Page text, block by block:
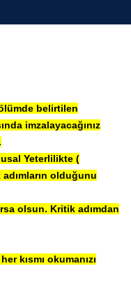
belirtilen
imzalayacağınız
Yeterlilikte (
olduğunu
olsun. Kritik adımdan
kısmı okumanızı